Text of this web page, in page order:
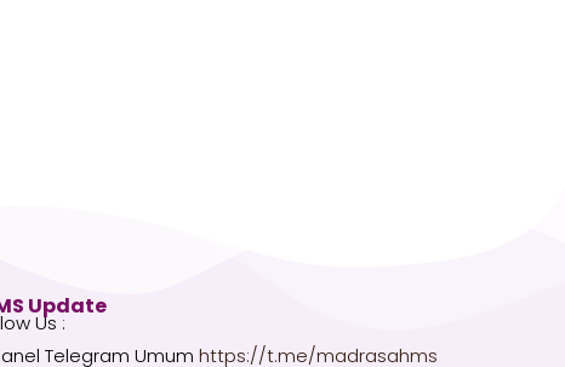
Update
Us :
Telegram Umum https://t.me/madrasahms